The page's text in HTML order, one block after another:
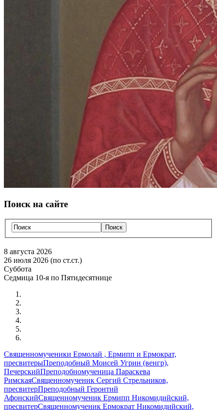
Поиск на сайте
8 августа 2026
26 июля 2026 (по ст.ст.)
Суббота
Седмица 10-я по Пятидесятнице
Священномученики Ермолай , Ермипп и Ермократ,
пресвитерыПреподобный Моисей Угрин (венгр),
ПечерскийПреподобномученица Параскева
РимскаяСвященномученик Сергий Стрельников,
пресвитерПреподобный Геронтий
АфонскийСвященномученик Ермипп Никомидийский,
пресвитерСвященномученик Ермократ Никомидийский,